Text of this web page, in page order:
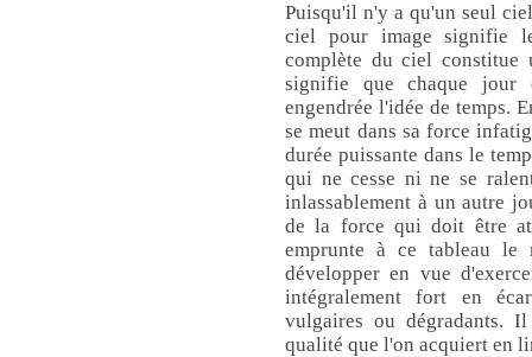
Puisqu'il n'y a qu'un seul
ciel pour image signifie
complète du ciel constitue
signifie que chaque
engendrée l'idée de temps.
se meut dans sa force
durée puissante dans le
qui ne cesse ni ne se
inlassablement à un autre
de la force qui doit être
emprunte à ce tableau
développer en vue
intégralement fort en
vulgaires ou dégradants.
qualité que l'on acquiert en